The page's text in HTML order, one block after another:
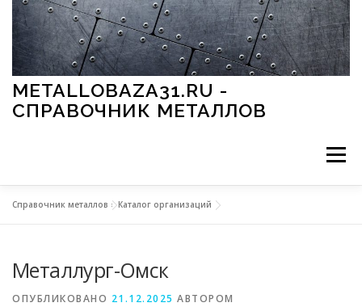
Перейти к содержимому
METALLOBAZA31.RU -
СПРАВОЧНИК МЕТАЛЛОВ
Меню
МЕТАЛЛЫ И ОКРУЖАЮЩАЯ СРЕДА
Справочник металлов »Каталог организаций
Металлург-Омск
ОПУБЛИКОВАНО 21.12.2025 АВТОРОМ